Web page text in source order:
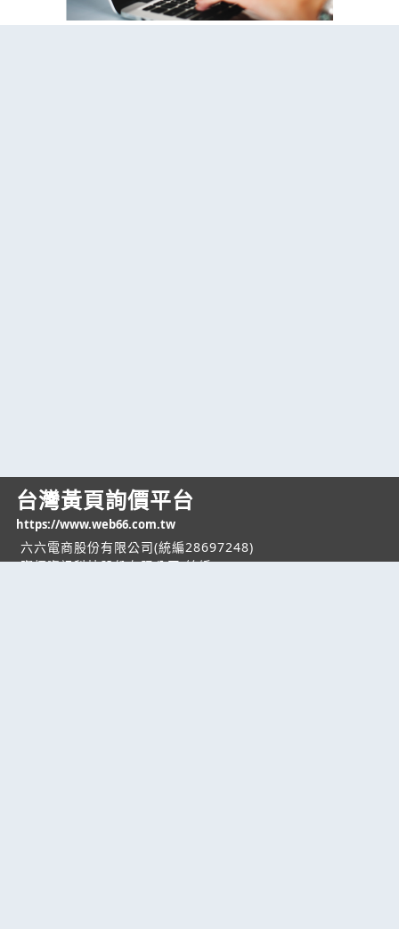
台灣黃頁詢價平台
https://www.web66.com.tw
六六電商股份有限公司(統編28697248)
際標資訊科技股份有限公司(統編70398496)